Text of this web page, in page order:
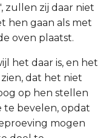
zullen zij daar niet
hen gaan als met
oven plaatst.
het daar is, en het
dat het niet
op hen stellen
te bevelen, opdat
mogen